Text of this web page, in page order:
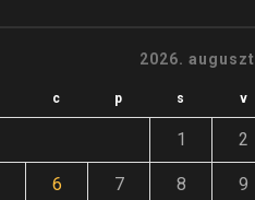
2026.
c p s v
1 2
6 7 8 9